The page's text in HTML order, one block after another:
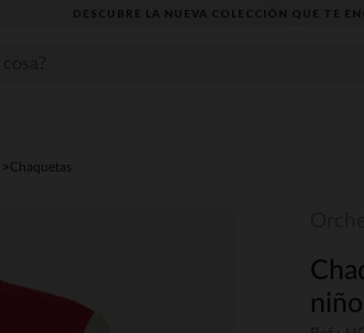
DESCUBRE LA NUEVA COLECCIÓN QUE TE
Chaquetas
niño